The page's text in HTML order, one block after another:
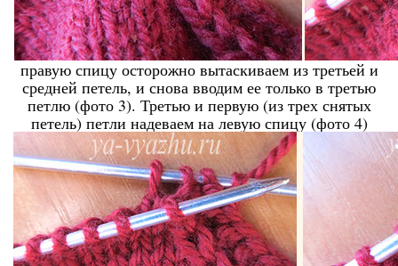
правую спицу осторожно вытаскиваем из третьей и
средней петель, и снова вводим ее только в третью
петлю (фото 3). Третью и первую (из трех снятых
петель) петли надеваем на левую спицу (фото 4)